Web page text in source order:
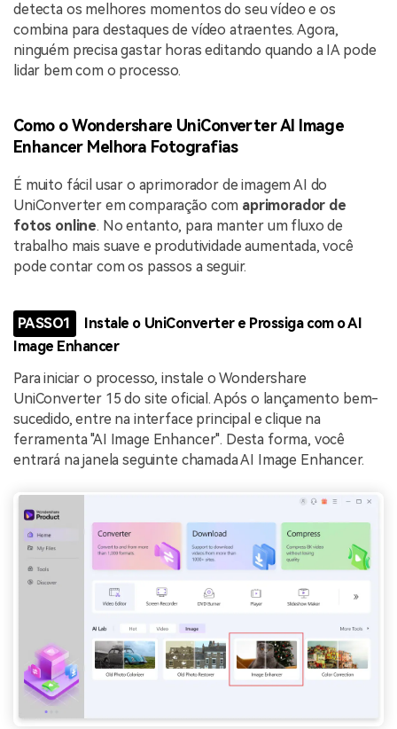
detecta os melhores momentos do seu vídeo e os
combina para destaques de vídeo atraentes. Agora,
ninguém precisa gastar horas editando quando a IA pode
lidar bem com o processo.
Como o Wondershare UniConverter AI Image
Enhancer Melhora Fotografias
É muito fácil usar o aprimorador de imagem AI do
UniConverter em comparação com aprimorador de
fotos online. No entanto, para manter um fluxo de
trabalho mais suave e produtividade aumentada, você
pode contar com os passos a seguir.
PASSO1
Instale o UniConverter e Prossiga com o AI
Image Enhancer
Para iniciar o processo, instale o Wondershare
UniConverter 15 do site oficial. Após o lançamento bem-
sucedido, entre na interface principal e clique na
ferramenta "AI Image Enhancer". Desta forma, você
entrará na janela seguinte chamada AI Image Enhancer.